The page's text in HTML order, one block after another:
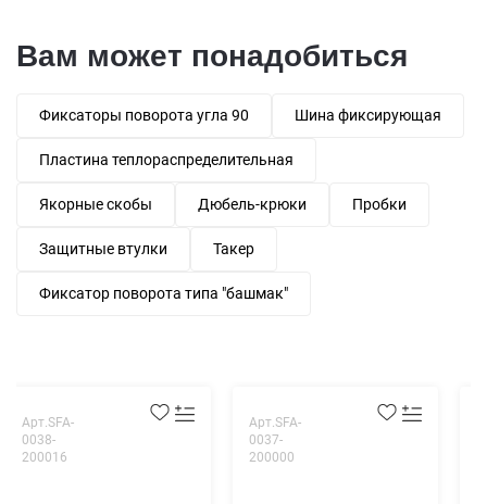
Вам может понадобиться
Фиксаторы поворота угла 90 Шина фиксирующая
Пластина теплораспределительная
Якорные скобы Дюбель-крюки Пробки
Защитные втулки Такер
Фиксатор поворота типа "башмак"
Арт.SFA-
0038-
200016
Арт.SFA-
0037-
200000